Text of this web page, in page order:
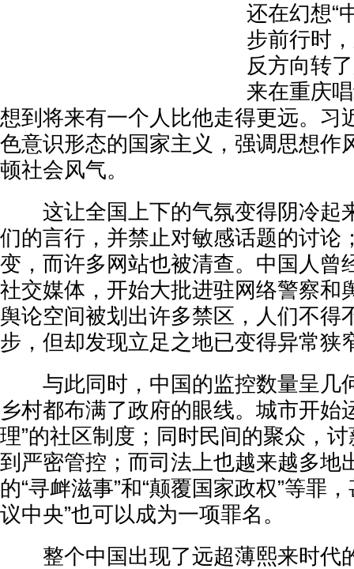
还在幻想“
步前行时
反方向转
来在重庆
想到将来有一个人比他走得更远。习
色意识形态的国家主义，强调思想作
顿社会风气。
这让全国上下的气氛变得阴冷起
们的言行，并禁止对敏感话题的讨论
变，而许多网站也被清查。中国人
社交媒体，开始大批进驻网络警察和
舆论空间被划出许多禁区，人们不得
步，但却发现立足之地已变得异常狭
与此同时，中国的监控数量呈几
乡村都布满了政府的眼线。城市开始
理”的社区制度；同时民间的聚众，
到严密管控；而司法上也越来越多地
的“寻衅滋事”和“颠覆国家政权”等罪
议中央”也可以成为一项罪名。
整个中国出现了远超薄熙来时代